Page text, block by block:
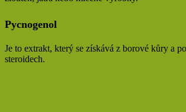
Pycnogenol
Je to extrakt, který se získává z borové kůry a
steroidech.